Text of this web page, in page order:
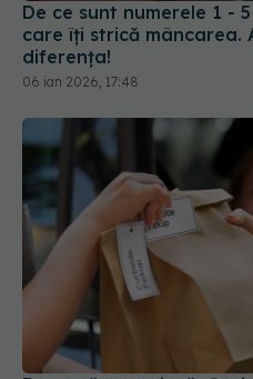
De ce sunt numerele 1 -
care îți strică mâncarea.
diferența!
06 ian 2026, 17:48